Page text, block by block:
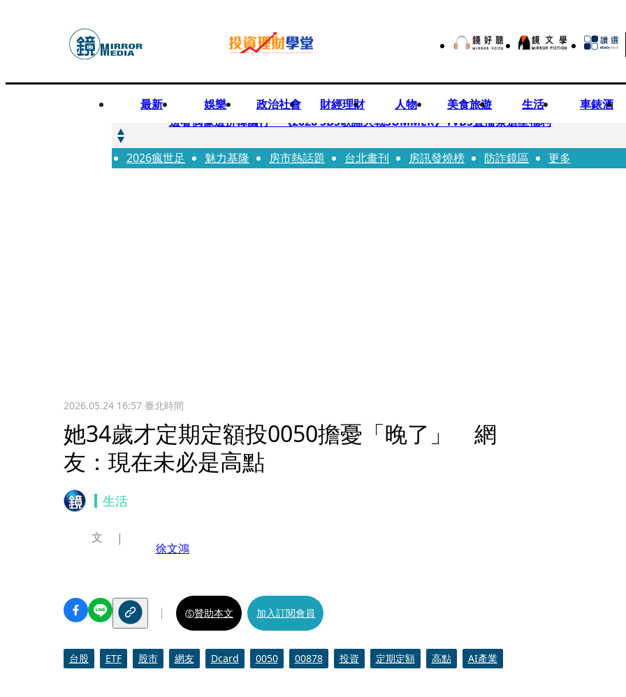
最新 娛樂 政治社會 財經理財 人物 美食旅遊 生活 車錶酒
快訊
邊看偶像邊拚韓國行 《2026 SBS歌謠大戰SUMMER》TVBS直播祭追星福利
快訊
代誌大條火急跳船？ 宏碁派任李文詳接掌兆基屋管2天就喊撤出！
2026瘋世足 魅力基隆 房市熱話題 台北畫刊 房訊發燒榜 防詐鏡區 更多
2026.05.24 16:57臺北時間
她34歲才定期定額投0050擔憂「晚了」 網
友：現在未必是高點
生活
文
徐文鴻
贊助本文 加入訂閱會員
台股 ETF 股市 網友 Dcard 0050 00878 投資 定期定額 高點 AI產業